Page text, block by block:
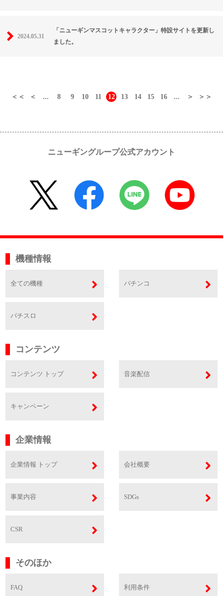
2024.05.31
「ニューギンマスコットキャラクター」特設サイトを更新し
ました。
＜＜ ＜ ... 8 9 10 11 12 13 14 15 16 ... ＞ ＞＞
ニューギングループ公式アカウント
機種情報
全ての機種 パチンコ
パチスロ
コンテンツ
コンテンツ トップ 音楽配信
キャンペーン
企業情報
企業情報 トップ 会社概要
事業内容 SDGs
CSR
そのほか
FAQ 利用条件